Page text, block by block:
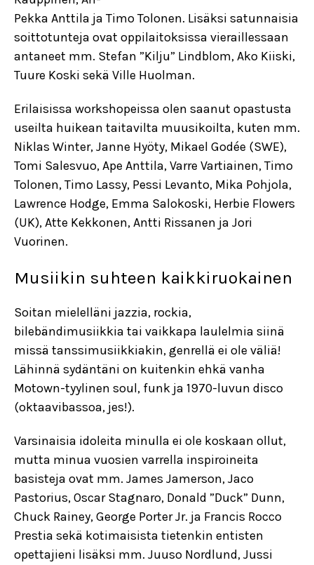
Pekka Anttila ja Timo Tolonen. Lisäksi satunnaisia
soittotunteja ovat oppilaitoksissa vieraillessaan
antaneet mm. Stefan ”Kilju” Lindblom, Ako Kiiski,
Tuure Koski sekä Ville Huolman.
Erilaisissa workshopeissa olen saanut opastusta
useilta huikean taitavilta muusikoilta, kuten mm.
Niklas Winter, Janne Hyöty, Mikael Godée (SWE),
Tomi Salesvuo, Ape Anttila, Varre Vartiainen, Timo
Tolonen, Timo Lassy, Pessi Levanto, Mika Pohjola,
Lawrence Hodge, Emma Salokoski, Herbie Flowers
(UK), Atte Kekkonen, Antti Rissanen ja Jori
Vuorinen.
Musiikin suhteen kaikkiruokainen
Soitan mielelläni jazzia, rockia,
bilebändimusiikkia tai vaikkapa laulelmia siinä
missä tanssimusiikkiakin, genrellä ei ole väliä!
Lähinnä sydäntäni on kuitenkin ehkä vanha
Motown-tyylinen soul, funk ja 1970-luvun disco
(oktaavibassoa, jes!).
Varsinaisia idoleita minulla ei ole koskaan ollut,
mutta minua vuosien varrella inspiroineita
basisteja ovat mm. James Jamerson, Jaco
Pastorius, Oscar Stagnaro, Donald ”Duck” Dunn,
Chuck Rainey, George Porter Jr. ja Francis Rocco
Prestia sekä kotimaisista tietenkin entisten
opettajieni lisäksi mm. Juuso Nordlund, Jussi